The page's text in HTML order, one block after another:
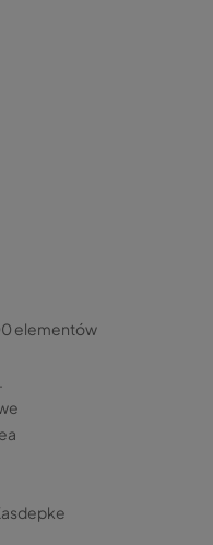
elementów